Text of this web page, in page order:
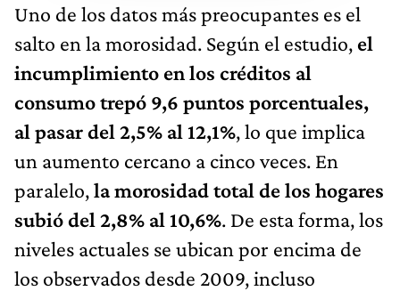
Uno de los datos más preocupantes es el
salto en la morosidad. Según el estudio, el
incumplimiento en los créditos al
consumo trepó 9,6 puntos porcentuales,
al pasar del 2,5% al 12,1%, lo que implica
un aumento cercano a cinco veces. En
paralelo,la morosidad total de los hogares
subió del 2,8% al 10,6%. De esta forma, los
niveles actuales se ubican por encima de
los observados desde 2009, incluso